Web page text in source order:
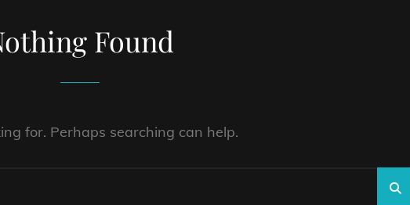
Found
for. Perhaps searching can help.